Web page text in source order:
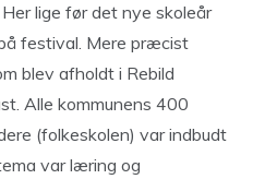
Her lige før det nye skoleår
festival. Mere præcist
blev afholdt i Rebild
Alle kommunens 400
(folkeskolen) var indbudt
var læring og